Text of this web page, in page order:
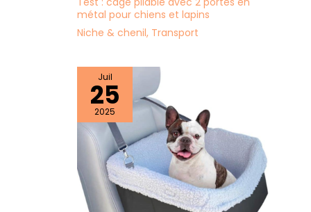
métal pour chiens et lapins
Niche & chenil, Transport
Juil
25
2025